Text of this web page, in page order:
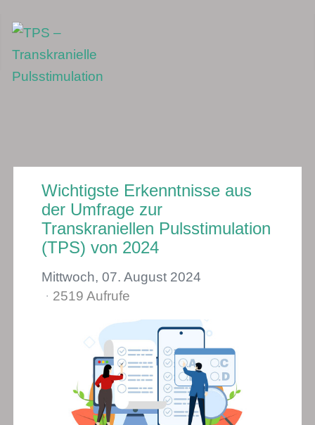
Wichtigste Erkenntnisse aus
der Umfrage zur
Transkraniellen Pulsstimulation
(TPS) von 2024
Mittwoch, 07. August 2024
2519 Aufrufe